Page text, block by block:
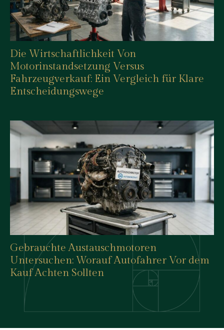
Die Wirtschaftlichkeit Von
Motorinstandsetzung Versus
Fahrzeugverkauf: Ein Vergleich für Klare
Entscheidungswege
Gebrauchte Austauschmotoren
Untersuchen: Worauf Autofahrer Vor dem
Kauf Achten Sollten